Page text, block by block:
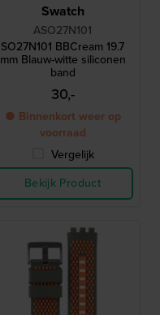
Swatch
ASO27N101
SO27N101 BBCream 19.7
mm Blauw-witte siliconen
band
30,-
● Binnenkort weer op
voorraad
Vergelijk
Bekijk Product